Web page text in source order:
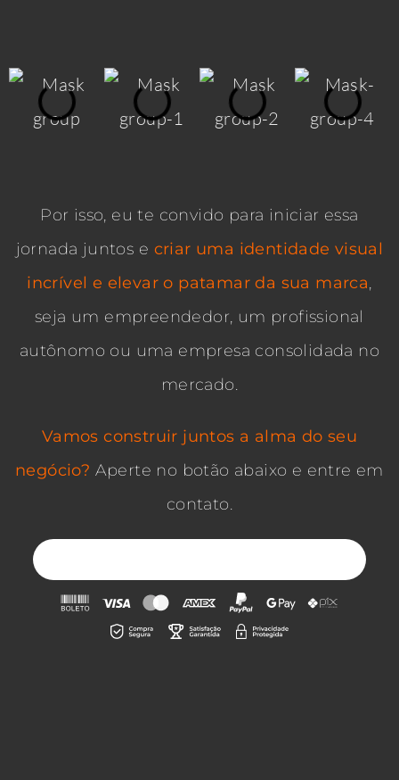
Por isso, eu te convido para iniciar essa
jornada juntos e criar uma identidade visual
incrível e elevar o patamar da sua marca,
seja um empreendedor, um profissional
autônomo ou uma empresa consolidada no
mercado.
Vamos construir juntos a alma do seu
negócio? Aperte no botão abaixo e entre em
contato.